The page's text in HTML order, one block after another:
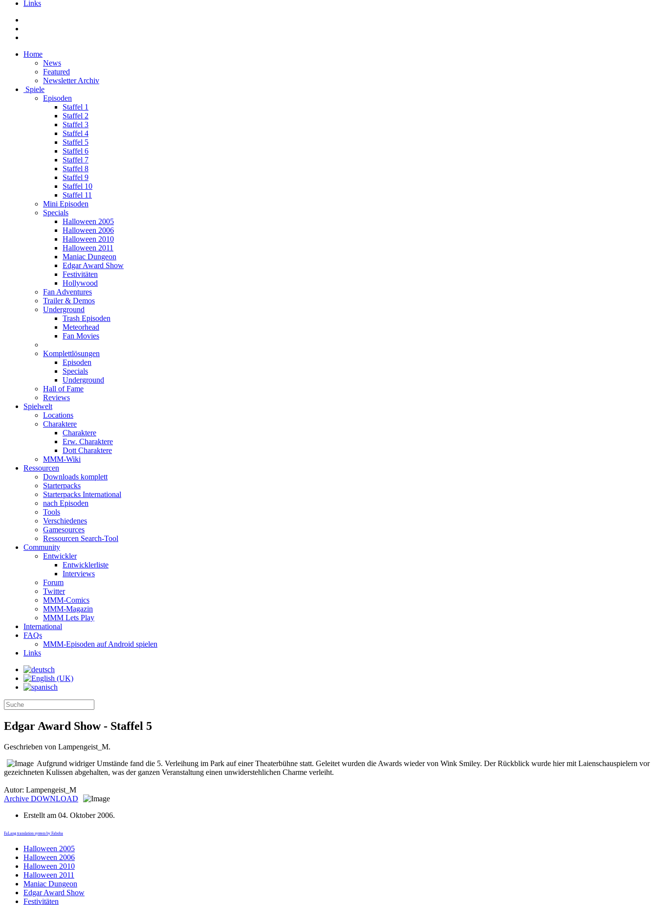
Links
Home
News
Featured
Newsletter Archiv
Spiele
Episoden
Staffel 1
Staffel 2
Staffel 3
Staffel 4
Staffel 5
Staffel 6
Staffel 7
Staffel 8
Staffel 9
Staffel 10
Staffel 11
Mini Episoden
Specials
Halloween 2005
Halloween 2006
Halloween 2010
Halloween 2011
Maniac Dungeon
Edgar Award Show
Festivitäten
Hollywood
Fan Adventures
Trailer & Demos
Underground
Trash Episoden
Meteorhead
Fan Movies
Komplettlösungen
Episoden
Specials
Underground
Hall of Fame
Reviews
Spielwelt
Locations
Charaktere
Charaktere
Erw. Charaktere
Dott Charaktere
MMM-Wiki
Ressourcen
Downloads komplett
Starterpacks
Starterpacks International
nach Episoden
Tools
Verschiedenes
Gamesources
Ressourcen Search-Tool
Community
Entwickler
Entwicklerliste
Interviews
Forum
Twitter
MMM-Comics
MMM-Magazin
MMM Lets Play
International
FAQs
MMM-Episoden auf Android spielen
Links
Edgar Award Show - Staffel 5
Geschrieben von Lampengeist_M.
Aufgrund widriger Umstände fand die 5. Verleihung im Park auf einer Theaterbühne statt. Geleitet wurden die Awards wieder von Wink Smiley. Der Rückblick wurde hier mit Laienschauspielern vor
gezeichneten Kulissen abgehalten, was der ganzen Veranstaltung einen unwiderstehlichen Charme verleiht.
Autor: Lampengeist_M
Archive DOWNLOAD
Erstellt am 04. Oktober 2006.
FaLang translation system by Faboba
Halloween 2005
Halloween 2006
Halloween 2010
Halloween 2011
Maniac Dungeon
Edgar Award Show
Festivitäten